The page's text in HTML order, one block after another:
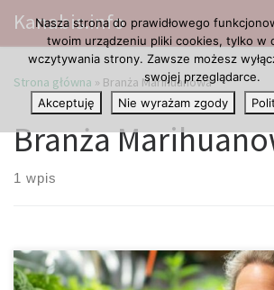
Przejdź do treści
Kanabis.info
Strona główna » Branża Marihuanowa
Branża
1 wpis
Nasza strona do prawidłowego
twoim urządzeniu pliki cookies, tylko w
wczytywania strony. Zawsze możesz
swojej przeglądarce.
Akceptuję
Nie wyrażam zgody